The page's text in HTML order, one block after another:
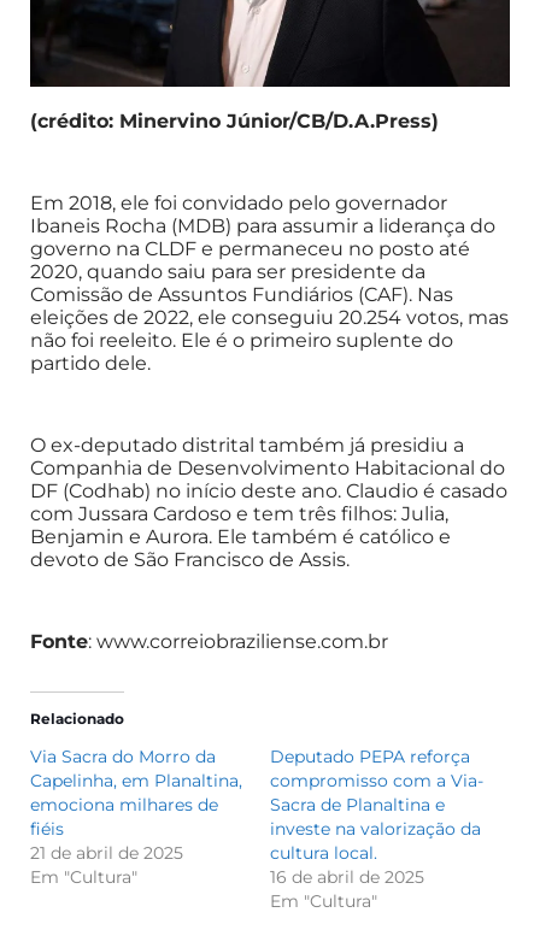
(crédito: Minervino Júnior/CB/D.A.Press)
Em 2018, ele foi convidado pelo governador
Ibaneis Rocha (MDB) para assumir a liderança do
governo na CLDF e permaneceu no posto até
2020, quando saiu para ser presidente da
Comissão de Assuntos Fundiários (CAF). Nas
eleições de 2022, ele conseguiu 20.254 votos, mas
não foi reeleito. Ele é o primeiro suplente do
partido dele.
O ex-deputado distrital também já presidiu a
Companhia de Desenvolvimento Habitacional do
DF (Codhab) no início deste ano. Claudio é casado
com Jussara Cardoso e tem três filhos: Julia,
Benjamin e Aurora. Ele também é católico e
devoto de São Francisco de Assis.
Fonte: www.correiobraziliense.com.br
Relacionado
Via Sacra do Morro da
Capelinha, em Planaltina,
emociona milhares de
fiéis
21 de abril de 2025
Em "Cultura"
Deputado PEPA reforça
compromisso com a Via-
Sacra de Planaltina e
investe na valorização da
cultura local.
16 de abril de 2025
Em "Cultura"